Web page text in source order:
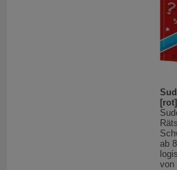
[rot]
ab
von